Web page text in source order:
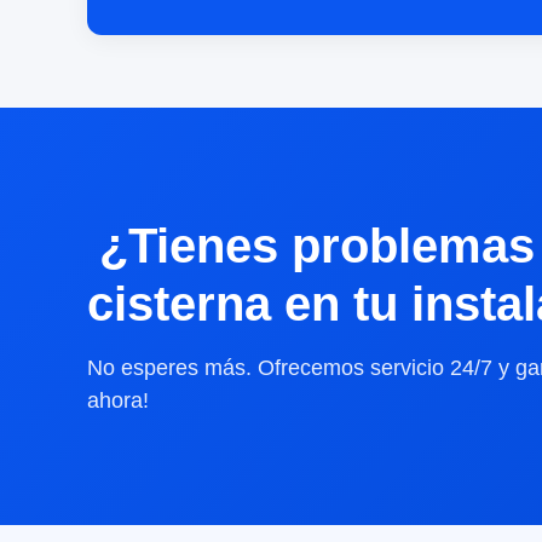
¿Tienes
cisterna en tu
No esperes más. Ofrecemos servicio 24/7 y
ahora!